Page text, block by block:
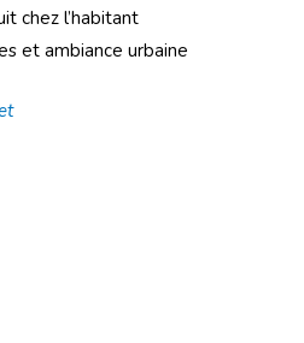
chez l’habitant
et ambiance urbaine